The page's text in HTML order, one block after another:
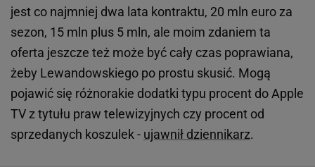
jest co najmniej dwa lata kontraktu, 20 mln euro za
sezon, 15 mln plus 5 mln, ale moim zdaniem ta
oferta jeszcze też może być cały czas poprawiana,
żeby Lewandowskiego po prostu skusić. Mogą
pojawić się różnorakie dodatki typu procent do Apple
TV z tytułu praw telewizyjnych czy procent od
sprzedanych koszulek - ujawnił dziennikarz.